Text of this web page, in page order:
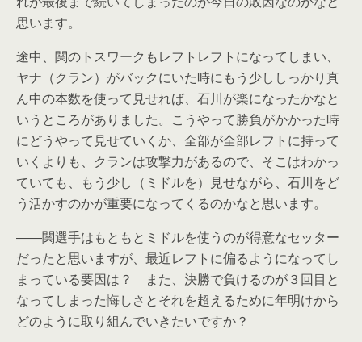
思います。
途中、関のトスワークもレフトレフトになってしまい、
ヤナ（クラン）がバックにいた時にもう少ししっかり真
ん中の本数を使って見せれば、石川が楽になったかなと
いうところがありました。こうやって勝負がかかった時
にどうやって見せていくか、全部が全部レフトに持って
いくよりも、クランは攻撃力があるので、そこはわかっ
ていても、もう少し（ミドルを）見せながら、石川をど
う活かすのかが重要になってくるのかなと思います。
――関選手はもともとミドルを使うのが得意なセッター
だったと思いますが、最近レフトに偏るようになってし
まっている要因は？ また、決勝で負けるのが３回目と
なってしまった悔しさとそれを超えるために年明けから
どのように取り組んでいきたいですか？